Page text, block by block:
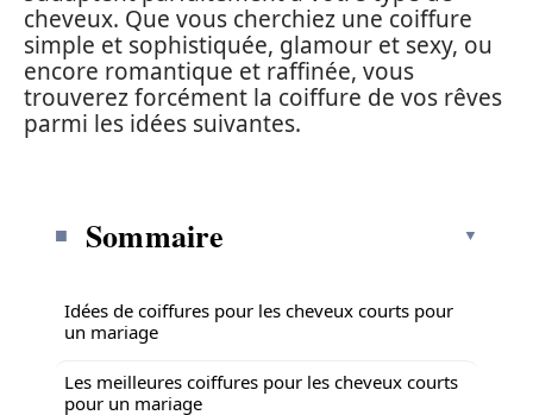
cheveux. Que vous cherchiez une coiffure
simple et sophistiquée, glamour et sexy, ou
encore romantique et raffinée, vous
trouverez forcément la coiffure de vos rêves
parmi les idées suivantes.
Sommaire
Idées de coiffures pour les cheveux courts pour
un mariage
Les meilleures coiffures pour les cheveux courts
pour un mariage